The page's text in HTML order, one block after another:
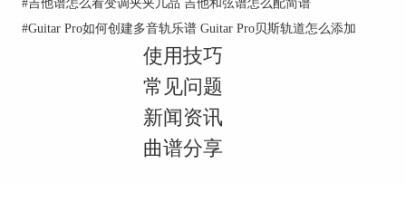
音阶思维》这篇文章中说过的音阶概念。
图 3：《Bohemian Rhapsody》第51小节
通过第一、二弦连续弹奏15、16、18品，我们可以
#吉他谱怎么看变调夹夹几品 吉他和弦谱怎么配简谱
#Guitar Pro如何创建多音轨乐谱 Guitar Pro贝斯轨道怎么添加
使用技巧
常见问题
新闻资讯
曲谱分享